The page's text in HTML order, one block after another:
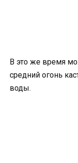
В это же время
средний огонь
воды.